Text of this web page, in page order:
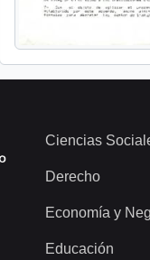
Ciencias
Derecho
Economía y
Educación